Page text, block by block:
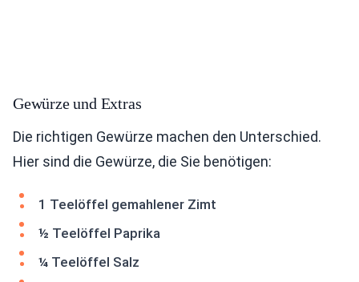
Gewürze und Extras
Die richtigen Gewürze machen den Unterschied.
Hier sind die Gewürze, die Sie benötigen:
1 Teelöffel gemahlener Zimt
½ Teelöffel Paprika
¼ Teelöffel Salz